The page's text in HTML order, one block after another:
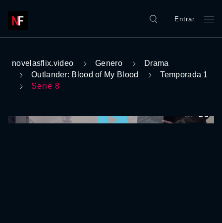
Entrar
novelasflix.video Genero
Drama
Outlander: Blood of My Blood
Temporada 1
Serie 8